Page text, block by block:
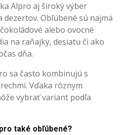
Alpro aj široký výber
Obľúbené sú najmä
alebo ovocné
na raňajky, desiatu či ako
dňa.
sa často kombinujú s
Vďaka rôznym
vybrať variant podľa
také obľúbené?